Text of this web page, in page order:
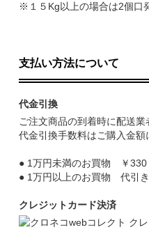
※１５Kg以上の場合は2個口
支払い方法について
代金引換
ご注文商品の到着時に配送
代金引換手数料はご購入金額
● 1万円未満のお買物 ￥330
● 1万円以上のお買物 代引
クレジットカード決済